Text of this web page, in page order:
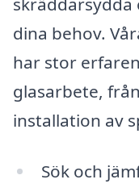
dina behov.
har stor
glasarbete,
installation av
Sök och